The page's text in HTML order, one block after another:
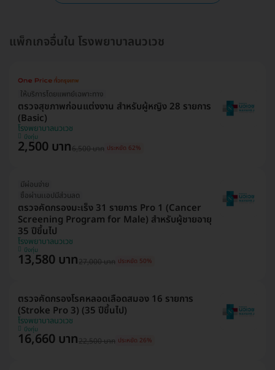
แพ็กเกจอื่นใน โรงพยาบาลนวเวช
ให้บริการโดยแพทย์เฉพาะทาง
ตรวจสุขภาพก่อนแต่งงาน สำหรับผู้หญิง 28 รายการ
(Basic)
โรงพยาบาลนวเวช
บึงกุ่ม
2,500 บาท6,500 บาท ประหยัด 62%
มีผ่อนจ่าย
ซื้อผ่านเเอปมีส่วนลด
ตรวจคัดกรองมะเร็ง 31 รายการ Pro 1 (Cancer
Screening Program for Male) สำหรับผู้ชายอายุ
35 ปีขึ้นไป
โรงพยาบาลนวเวช
บึงกุ่ม
13,580 บาท27,000 บาท ประหยัด 50%
ตรวจคัดกรองโรคหลอดเลือดสมอง 16 รายการ
(Stroke Pro 3) (35 ปีขึ้นไป)
โรงพยาบาลนวเวช
บึงกุ่ม
16,660 บาท22,500 บาท ประหยัด 26%